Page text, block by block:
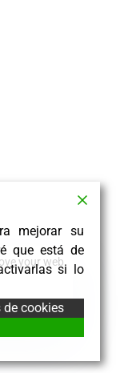
mejorar su
que está de
si lo
de cookies
your web